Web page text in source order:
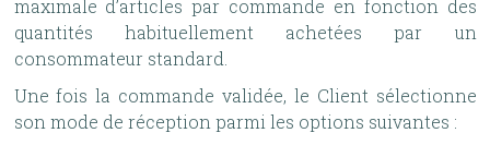
maximale d’articles par commande en fonction des
quantités habituellement achetées par un
consommateur standard.
Une fois la commande validée, le Client sélectionne
son mode de réception parmi les options suivantes :